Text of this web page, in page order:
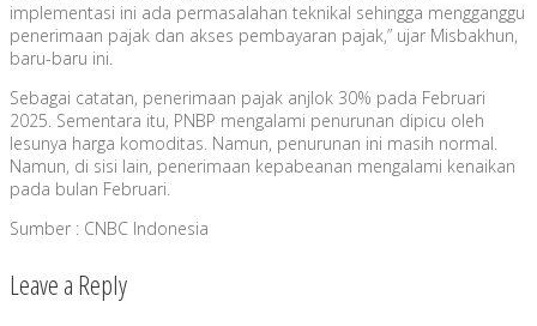
implementasi ini ada permasalahan teknikal sehingga mengganggu
penerimaan pajak dan akses pembayaran pajak,” ujar Misbakhun,
baru-baru ini.
Sebagai catatan, penerimaan pajak anjlok 30% pada Februari
2025. Sementara itu, PNBP mengalami penurunan dipicu oleh
lesunya harga komoditas. Namun, penurunan ini masih normal.
Namun, di sisi lain, penerimaan kepabeanan mengalami kenaikan
pada bulan Februari.
Sumber : CNBC Indonesia
Leave a Reply